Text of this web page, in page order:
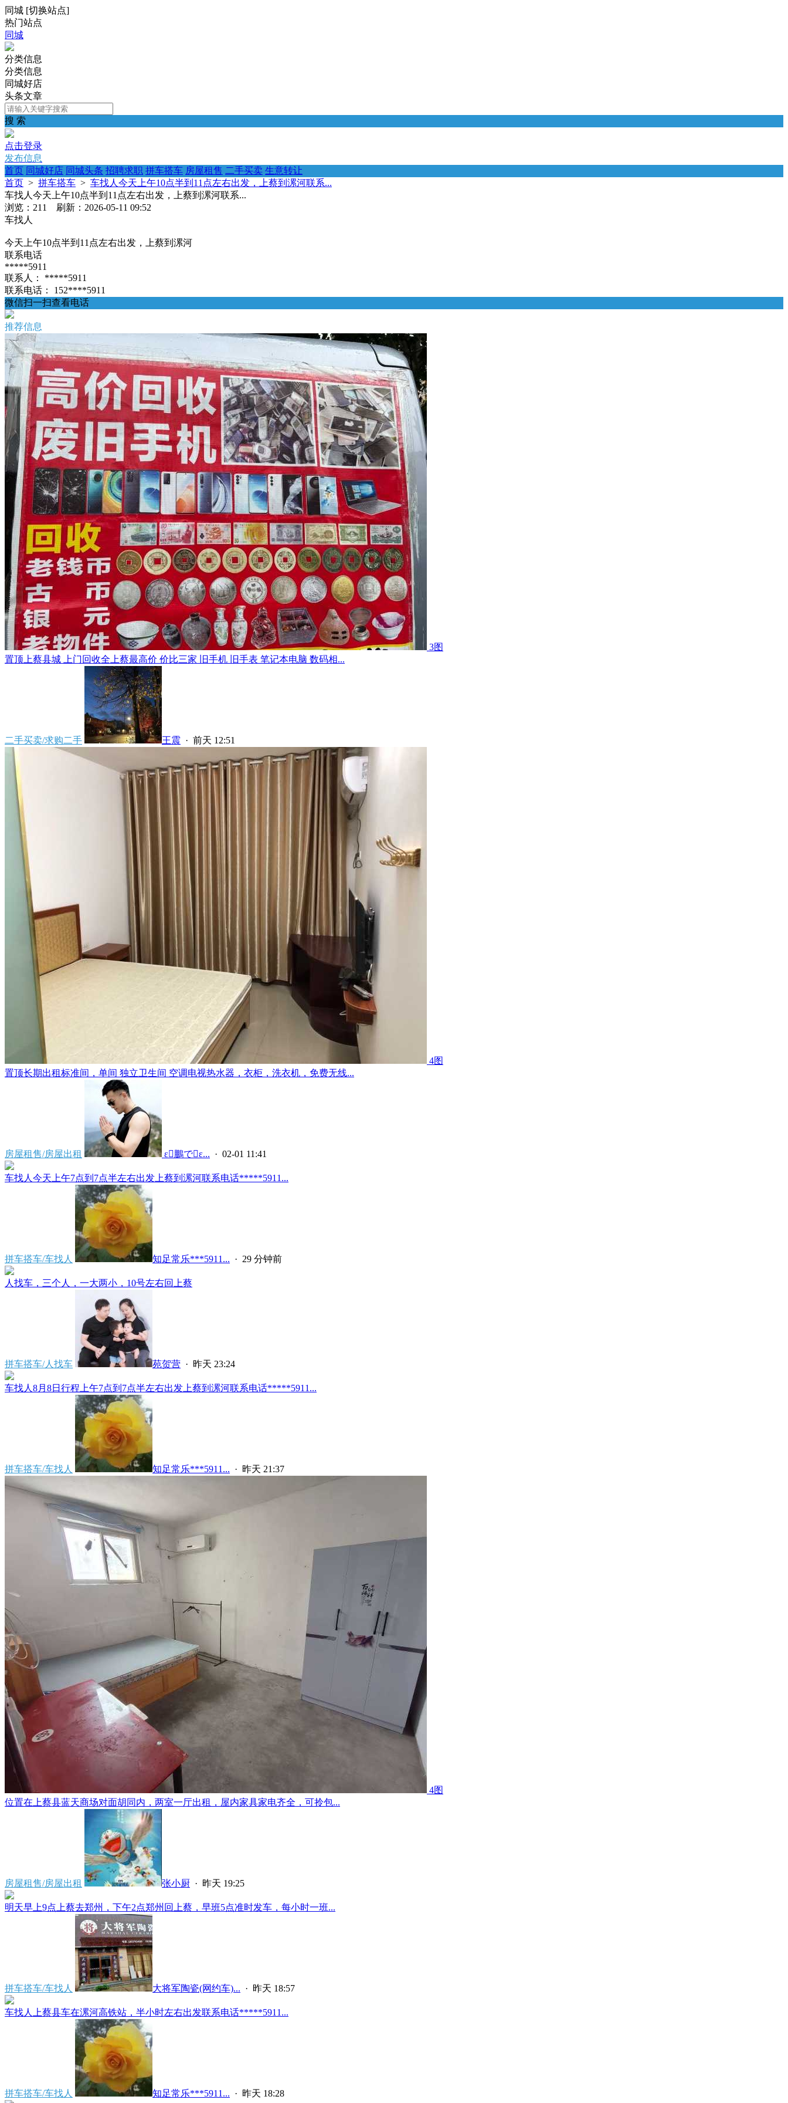
同城 [切换站点]
热门站点
同城
分类信息
分类信息
同城好店
头条文章
搜 索
点击登录
发布信息
首页 同城好店 同城头条 招聘求职 拼车搭车 房屋租售 二手买卖 生意转让
首页 > 拼车搭车 > 车找人今天上午10点半到11点左右出发，上蔡到漯河联系...
车找人今天上午10点半到11点左右出发，上蔡到漯河联系...
浏览：211 刷新：2026-05-11 09:52
车找人
今天上午10点半到11点左右出发，上蔡到漯河
联系电话
*****5911
联系人：
*****5911
联系电话：
152****5911
微信扫一扫查看电话
推荐信息
3图
置顶 上蔡县城 上门回收全上蔡最高价 价比三家 旧手机 旧手表 笔记本电脑 数码相...
二手买卖/求购二手 王震 · 前天 12:51
4图
置顶长期出租标准间，单间 独立卫生间 空调电视热水器，衣柜，洗衣机，免费无线...
房屋租售/房屋出租  ε鵬でε... · 02-01 11:41
车找人今天上午7点到7点半左右出发上蔡到漯河联系电话*****5911...
拼车搭车/车找人 知足常乐***5911... · 29 分钟前
人找车，三个人，一大两小，10号左右回上蔡
拼车搭车/人找车 苑贺营 · 昨天 23:24
车找人8月8日行程上午7点到7点半左右出发上蔡到漯河联系电话*****5911...
拼车搭车/车找人 知足常乐***5911... · 昨天 21:37
4图
位置在上蔡县蓝天商场对面胡同内，两室一厅出租，屋内家具家电齐全，可拎包...
房屋租售/房屋出租 张小厨 · 昨天 19:25
明天早上9点上蔡去郑州，下午2点郑州回上蔡，早班5点准时发车，每小时一班...
拼车搭车/车找人 大将军陶瓷(网约车)... · 昨天 18:57
车找人上蔡县车在漯河高铁站，半小时左右出发联系电话*****5911...
拼车搭车/车找人 知足常乐***5911... · 昨天 18:28